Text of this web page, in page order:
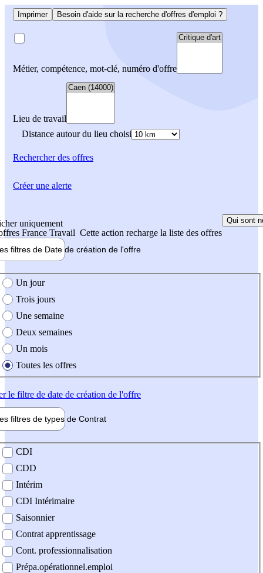
Imprimer Besoin d'aide sur la recherche d'offres d'emploi ?
Métier, compétence, mot-clé, numéro d'offre
Lieu de travail
Distance autour du lieu choisi
Rechercherdes offres
uniquement
France Travail Cette action recharge la liste des offres
Qui sont
filtres de Date de création de l'offre
création de l'offre
Un jour
Trois jours
Une semaine
Deux semaines
Un mois
Toutes les offres
le filtre de date de création de l'offre
filtres de types de Contrat
contrat
CDI
CDD
Intérim
CDI Intérimaire
Saisonnier
Contrat apprentissage
Cont. professionnalisation
Prépa.opérationnel.emploi
Créer une alerte